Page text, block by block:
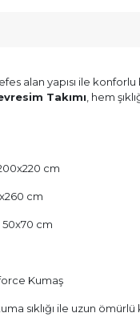
alan yapısı ile
Takımı , hem
cm
cm
50x70 cm
Kumaş
sıklığı ile uzun ömürlü